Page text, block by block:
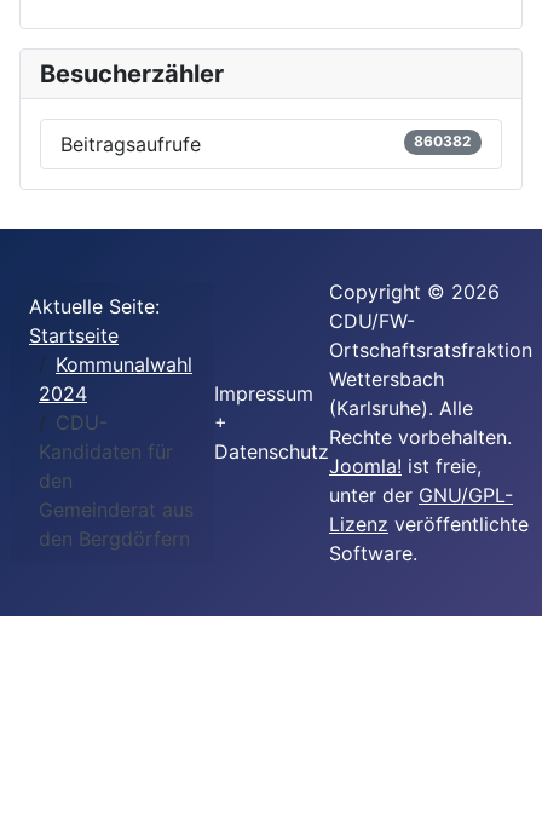
Besucherzähler
Beitragsaufrufe 860382
Aktuelle Seite:
Startseite
Kommunalwahl
2024
CDU-
Kandidaten für
den
Gemeinderat aus
den Bergdörfern
Impressum
+
Datenschutz
Copyright © 2026
CDU/FW-
Ortschaftsratsfraktion
Wettersbach
(Karlsruhe). Alle
Rechte vorbehalten.
Joomla! ist freie,
unter der GNU/GPL-
Lizenz veröffentlichte
Software.